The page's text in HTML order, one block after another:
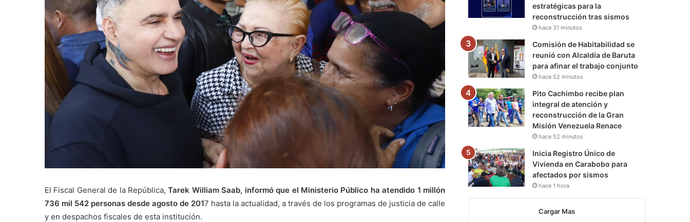
El Fiscal General de la República, Tarek William Saab, informó que el Ministerio Público ha atendido 1 millón
736 mil 542 personas desde agosto de 2017 hasta la actualidad, a través de los programas de justicia de calle
y en despachos fiscales de esta institución.
estratégicas para la
reconstrucción tras sismos
hace 31 minutos
Comisión de Habitabilidad se
reunió con Alcaldía de Baruta
para afinar el trabajo conjunto
hace 52 minutos
Pito Cachimbo recibe plan
integral de atención y
reconstrucción de la Gran
Misión Venezuela Renace
hace 52 minutos
Inicia Registro Único de
Vivienda en Carabobo para
afectados por sismos
hace 1 hora
Cargar Mas